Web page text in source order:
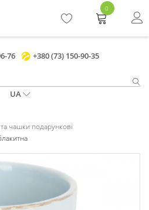
76 +380 (73) 150-90-35
UA
0
чашки подарункові